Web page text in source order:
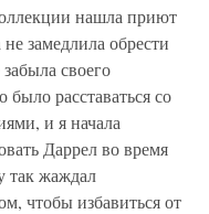
нашла приют
замедлила обрести
своего
расставаться со
и я начала
Даррел во время
так жаждал
чтобы избавиться от